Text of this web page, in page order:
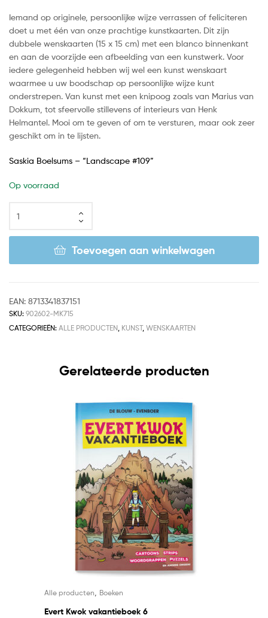
Iemand op originele, persoonlijke wijze verrassen of feliciteren
doet u met één van onze prachtige kunstkaarten. Dit zijn
dubbele wenskaarten (15 x 15 cm) met een blanco binnenkant
en aan de voorzijde een afbeelding van een kunstwerk. Voor
iedere gelegenheid hebben wij wel een kunst wenskaart
waarmee u uw boodschap op persoonlijke wijze kunt
onderstrepen. Van kunst met een knipoog zoals van Marius van
Dokkum, tot sfeervolle stillevens of interieurs van Henk
Helmantel. Mooi om te geven of om te versturen, maar ook zeer
geschikt om in te lijsten.
Saskia Boelsums – “Landscape #109”
Op voorraad
Toevoegen aan winkelwagen
EAN: 8713341837151
SKU: 902602-MK715
CATEGORIEËN: ALLE PRODUCTEN, KUNST, WENSKAARTEN
Gerelateerde producten
Alle producten Boeken
Evert Kwok vakantieboek 6